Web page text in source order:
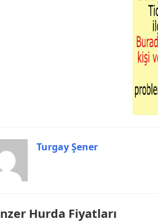
Turgay Şener
Hurda Fiyatları